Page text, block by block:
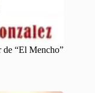
de “El Mencho”